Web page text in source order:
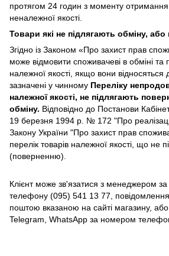
протягом 24 годин з моменту
неналежної якості.
Товари які не підлягають обміну,
Згідно із Законом «Про захист прав
може відмовити споживачеві в обміні та
належної якості, якщо вони відносяться
зазначені у чинному Переліку
належної якості, не підлягають
обміну. Відповідно до Постанови
19 березня 1994 р. № 172 "Про
Закону України "Про захист прав
перелік товарів належної якості, що не
(поверненню).
Клієнт може зв'язатися з менеджером
телефону (095) 541 13 77,
поштою вказаною на сайті магазину,
Telegram, WhatsApp за номером